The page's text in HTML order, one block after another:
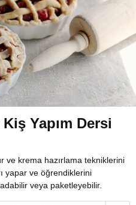
Yapım Dersi
ve krema hazırlama tekniklerini
yapar ve öğrendiklerini
veya paketleyebilir.